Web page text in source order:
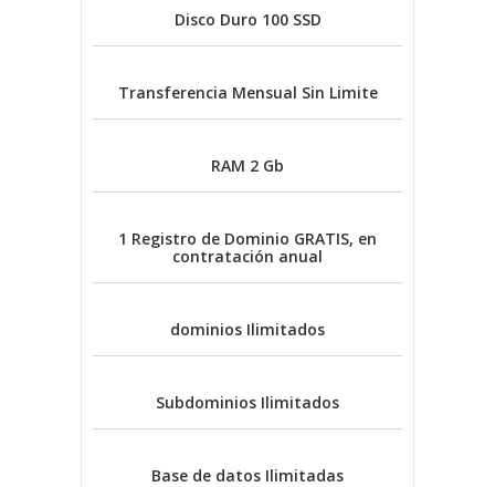
Disco Duro 100 SSD
Transferencia Mensual Sin Limite
RAM 2 Gb
1 Registro de Dominio GRATIS, en
contratación anual
dominios Ilimitados
Subdominios Ilimitados
Base de datos Ilimitadas